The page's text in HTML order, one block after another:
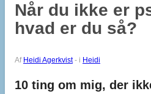
Når du ikke er
hvad er du så?
Af Heidi Agerkvist - i Heidi
10 ting om mig, der